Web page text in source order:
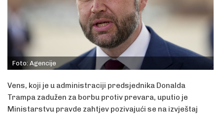
Foto: Agencije
Vens, koji je u administraciji predsjednika Donalda
Trampa zadužen za borbu protiv prevara, uputio je
Ministarstvu pravde zahtjev pozivajući se na izvještaj